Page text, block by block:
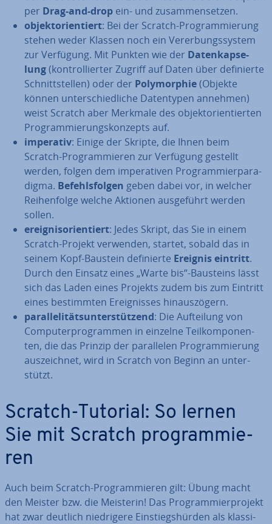
per Drag-and-drop ein- und zu­sam­men­set­zen.
ob­jekt­ori­en­tiert: Bei der Scratch-Pro­gram­mie­rung
stehen weder Klassen noch ein Ver­er­bungs­sys­tem
zur Verfügung. Mit Punkten wie der Da­ten­kap­se­
lung(kon­trol­lier­ter Zugriff auf Daten über de­fi­nier­te
Schnitt­stel­len) oder der Po­ly­mor­phie(Objekte
können un­ter­schied­li­che Da­ten­ty­pen annehmen)
weist Scratch aber Merkmale des ob­jekt­ori­en­tier­ten
Pro­gram­mie­rungs­kon­zepts auf.
imperativ: Einige der Skripte, die Ihnen beim
Scratch-Pro­gram­mie­ren zur Verfügung gestellt
werden, folgen dem im­pe­ra­ti­ven Pro­gram­mier­pa­ra­
dig­ma. Be­fehls­fol­gen geben dabei vor, in welcher
Rei­hen­fol­ge welche Aktionen aus­ge­führt werden
sollen.
er­eig­nis­ori­en­tiert: Jedes Skript, das Sie in einem
Scratch-Projekt verwenden, startet, sobald das in
seinem Kopf-Baustein de­fi­nier­te Ereignis eintritt.
Durch den Einsatz eines „Warte bis“-Bausteins lässt
sich das Laden eines Projekts zudem bis zum Eintritt
eines be­stimm­ten Er­eig­nis­ses hin­aus­zö­gern.
par­al­le­li­täts­un­ter­stüt­zend: Die Auf­tei­lung von
Com­pu­ter­pro­gram­men in einzelne Teil­kom­po­nen­
ten, die das Prinzip der par­al­le­len Pro­gram­mie­rung
aus­zeich­net, wird in Scratch von Beginn an un­ter­
stützt.
Scratch-Tutorial: So lernen
Sie mit Scratch pro­gram­mie­
ren
Auch beim Scratch-Pro­gram­mie­ren gilt: Übung macht
den Meister bzw. die Meisterin! Das Pro­gram­mier­pro­jekt
hat zwar deutlich nied­ri­ge­re Ein­stiegs­hür­den als klas­si­